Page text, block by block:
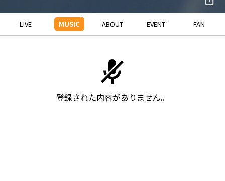
LIVE MUSIC ABOUT EVENT FAN
登録された内容がありません。